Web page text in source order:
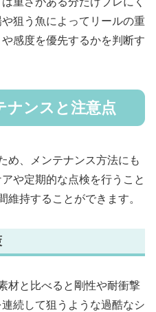
狙う魚によってリールの重
感度を優先するかを判断す
ナンスと注意点
め、メンテナンス方法にも
や定期的な点検を行うこと
維持することができます。
材と比べると剛性や耐衝撃
続して狙うような過酷なシ